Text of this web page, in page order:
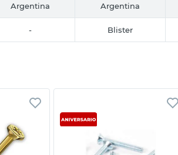
Argentina Argentina
- Blister